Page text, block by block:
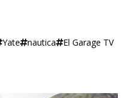
Yate nautica El Garage TV